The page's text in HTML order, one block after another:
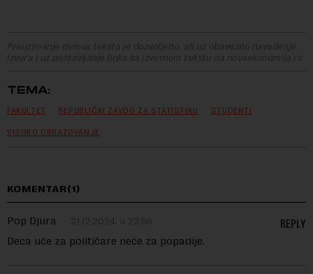
Preuzimanje delova teksta je dozvoljeno, ali uz obavezno navođenje
izvora i uz postavljanje linka ka izvornom tekstu na novaekonomija.rs
TEMA:
FAKULTET REPUBLIČKI ZAVOD ZA STATISTIKU STUDENTI
VISOKO OBRAZOVANJE
KOMENTAR(1)
Pop Djura 21.12.2024. u 23:56
Deca uče za političare neće za popadije.
REPLY